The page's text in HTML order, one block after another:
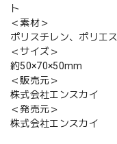
ト
＜素材＞
ポリスチレン、ポリエ
＜サイズ＞
約50×70×50mm
＜販売元＞
株式会社エンスカイ
＜発売元＞
株式会社エンスカイ